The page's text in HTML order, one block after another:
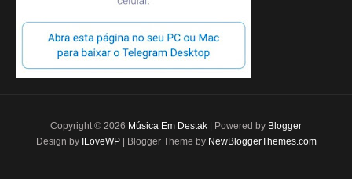
Copyright © 2026 Música Em Destak | Powered by Blogger
Design by ILoveWP| Blogger Theme by NewBloggerThemes.com